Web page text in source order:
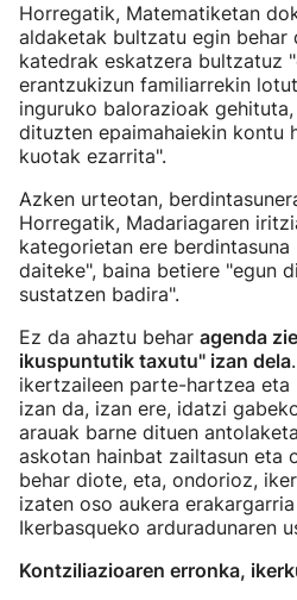
Horregatik, Matematiketan
aldaketak bultzatu egin behar
katedrak eskatzera bultzatuz
erantzukizun familiarrekin
inguruko balorazioak
dituzten epaimahaiekin kontu
kuotak ezarrita".
Azken urteotan,
Horregatik, Madariagaren
kategorietan ere
daiteke", baina betiere "egun
sustatzen badira".
Ez da ahaztu behar agenda
ikuspuntutik taxutu" izan dela
ikertzaileen parte-hartzea
izan da, izan ere, idatzi
arauak barne dituen
askotan hainbat zailtasun eta
behar diote, eta, ondorioz,
izaten oso aukera
Ikerbasqueko arduradunaren
Kontziliazioaren erronka,